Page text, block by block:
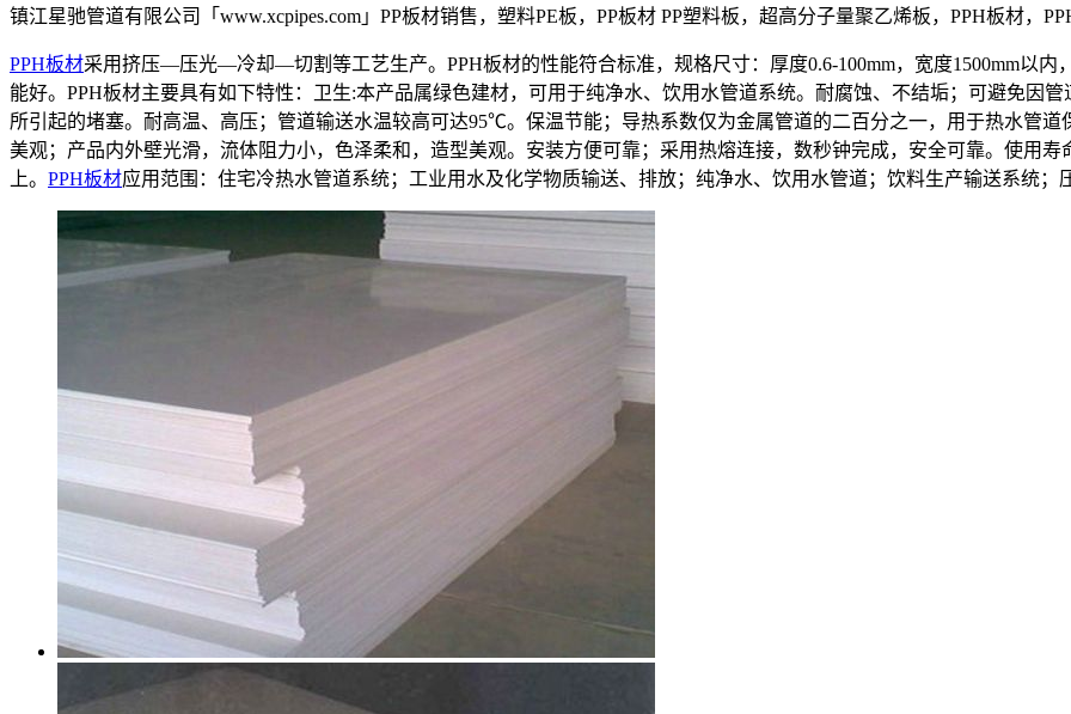
镇江星驰管道有限公司「www.xcpipes.com」PP板材销售，塑料PE板，PP板材 PP塑料板，超高分子量聚乙烯板，PPH板材，
PPH板材采用挤压—压光—冷却—切割等工艺生产。PPH板材的性能符合标准，规格尺寸：厚度0.6-100mm，宽度1500mm以内
能好。PPH板材主要具有如下特性：卫生:本产品属绿色建材，可用于纯净水、饮用水管道系统。耐腐蚀、不结垢；可避免因
所引起的堵塞。耐高温、高压；管道输送水温较高可达95℃。保温节能；导热系数仅为金属管道的二百分之一，用于热水管
美观；产品内外壁光滑，流体阻力小，色泽柔和，造型美观。安装方便可靠；采用热熔连接，数秒钟完成，安全可靠。使用
上。 PPH板材应用范围：住宅冷热水管道系统；工业用水及化学物质输送、排放；纯净水、饮用水管道；饮料生产输送系统；